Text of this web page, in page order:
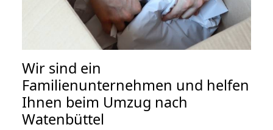
Wir sind ein
Familienunternehmen und helfen
Ihnen beim Umzug nach
Watenbüttel